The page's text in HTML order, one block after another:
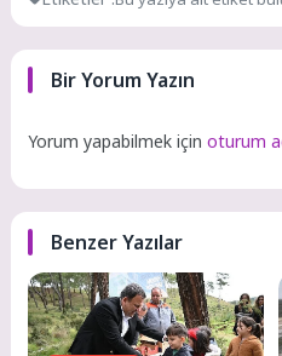
Bir Yorum Yazın
Yorum yapabilmek içinoturum
Benzer Yazılar